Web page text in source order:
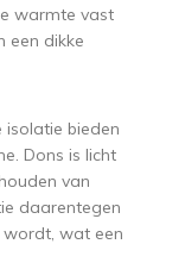
warmte vast
een dikke
isolatie bieden
Dons is licht
van
daarentegen
wat een